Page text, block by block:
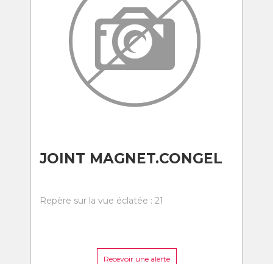
JOINT MAGNET.CONGEL
Repère sur la vue éclatée : 21
Recevoir une alerte